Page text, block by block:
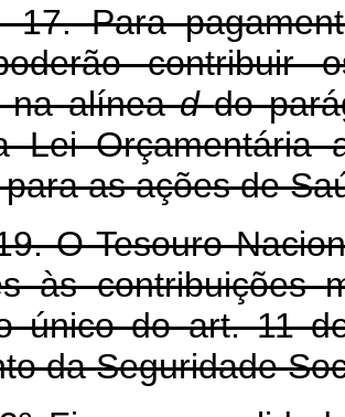
Para pagamento
contribuir
na alíneaddo
Lei Orçamentária
as ações de
Tesouro
às contribuições
único do art. 11
da Seguridade